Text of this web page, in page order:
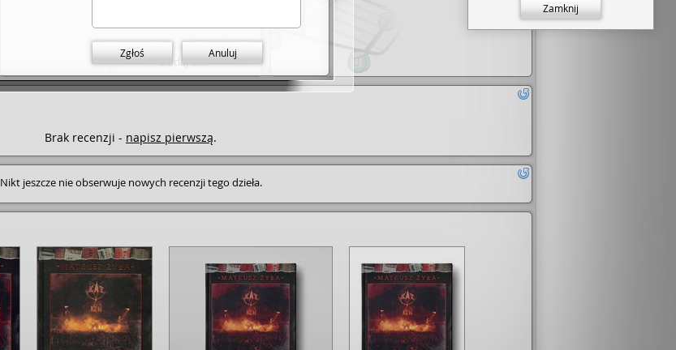
Dodaj link
Brak recenzji - napisz pierwszą.
Nikt jeszcze nie obserwuje nowych recenzji tego dzieła.
Zgłoś Anuluj
Zamknij